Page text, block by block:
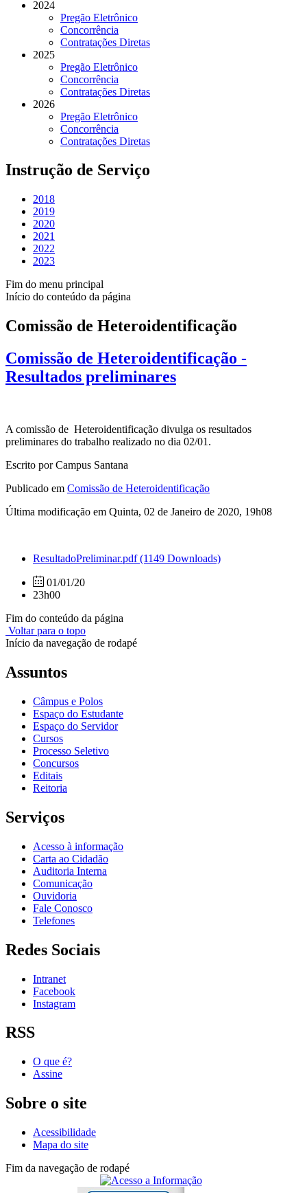
2024
Pregão Eletrônico
Concorrência
Contratações Diretas
2025
Pregão Eletrônico
Concorrência
Contratações Diretas
2026
Pregão Eletrônico
Concorrência
Contratações Diretas
Instrução de Serviço
2018
2019
2020
2021
2022
2023
Fim do menu principal
Início do conteúdo da página
Comissão de Heteroidentificação
Comissão de Heteroidentificação -
Resultados preliminares
A comissão de Heteroidentificação divulga os resultados
preliminares do trabalho realizado no dia 02/01.
Escrito por Campus Santana
Publicado em Comissão de Heteroidentificação
Última modificação em Quinta, 02 de Janeiro de 2020, 19h08
ResultadoPreliminar.pdf(1149 Downloads)
01/01/20
23h00
Fim do conteúdo da página
Voltar para o topo
Início da navegação de rodapé
Assuntos
Câmpus e Polos
Espaço do Estudante
Espaço do Servidor
Cursos
Processo Seletivo
Concursos
Editais
Reitoria
Serviços
Acesso à informação
Carta ao Cidadão
Auditoria Interna
Comunicação
Ouvidoria
Fale Conosco
Telefones
Redes Sociais
Intranet
Facebook
Instagram
RSS
O que é?
Assine
Sobre o site
Acessibilidade
Mapa do site
Fim da navegação de rodapé